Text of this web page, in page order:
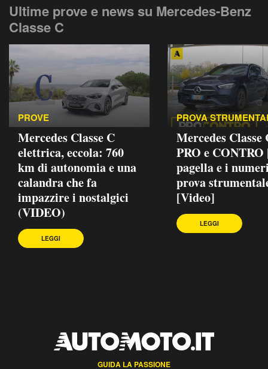
Ultime prove e news su Mercedes-Benz
Classe C
PROVE
Mercedes Classe C
elettrica, eccola: 760
km di autonomia e una
calandra che fa
impazzire i nostalgici
(VIDEO)
LEGGI
PROVA
Mercedes Classe
PRO e CONTRO
pagella e i
prova
[Video]
LEGGI
GUIDA LA PASSIONE